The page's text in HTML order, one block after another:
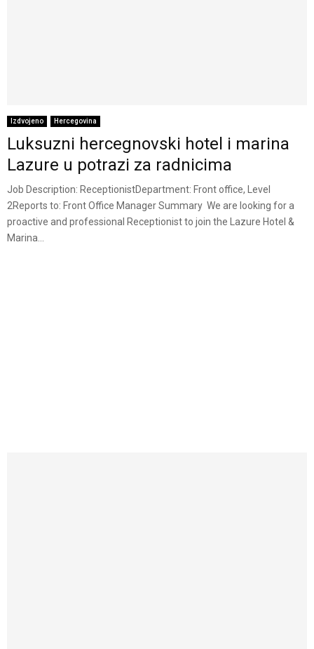
Izdvojeno Hercegovina
Luksuzni hercegnovski hotel i marina
Lazure u potrazi za radnicima
Job Description: ReceptionistDepartment: Front office, Level
2Reports to: Front Office Manager Summary We are looking for a
proactive and professional Receptionist to join the Lazure Hotel &
Marina...